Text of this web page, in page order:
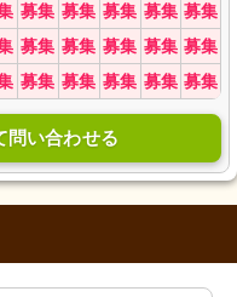
募集 募集 募集 募集 募集
募集 募集 募集 募集 募集
募集 募集 募集 募集 募集
問い合わせる